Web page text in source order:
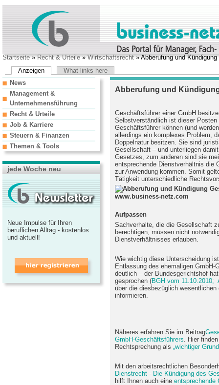
Startseite»Recht & Urteile»Wirtschaftsrecht» Abberufung und
Anzeigen
What links here
Abberufung und
Geschäftsführer einer GmbH
Selbstverständlich ist dieser
Geschäftsführer können (und
allerdings ein komplexes Problem,
Doppelnatur besitzen. Sie sind
Gesellschaft – und unterliegen
Gesetzes, zum anderen sind sie
entsprechende Dienstverhältnis die
zur Anwendung kommen. Somit
Tätigkeit unterschiedliche
Aufpassen
Sachverhalte, die die Gesellschaft
berechtigen, müssen nicht
Dienstverhältnisses erlauben.
Wie wichtig diese Unterscheidung
Entlassung des ehemaligen
deutlich – der Bundesgerichtshof
gesprochen (BGH vom 11.10.2010;
über die diesbezüglich
informieren.
Näheres erfahren Sie im Beitrag
GmbH-Geschäftsführers . Hier
Rechtsprechung als „wichtiger
Mit den arbeitsrechtlichen
Dienstrecht - Die Kündigung des
hilft Ihnen auch eine entsprechende
News
Management &
Unternehmensführung
Recht & Urteile
Job & Karriere
Steuern & Finanzen
Themen & Tools
jede Woche neu
Neue Impulse für Ihren
beruflichen Alltag - kostenlos
und aktuell!